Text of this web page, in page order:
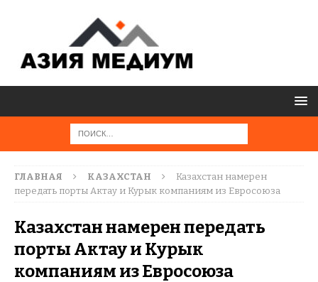
ГЛАВНАЯ КАЗАХСТАН
Казахстан намерен
передать порты Актау и Курык компаниям из Евросоюза
Казахстан намерен передать
порты Актау и Курык
компаниям из Евросоюза